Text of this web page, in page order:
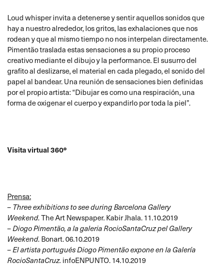
Loud whisper invita a detenerse y sentir aquellos sonidos que
hay a nuestro alrededor, los gritos, las exhalaciones que nos
rodean y que al mismo tiempo no nos interpelan directamente.
Pimentão traslada estas sensaciones a su propio proceso
creativo mediante el dibujo y la performance. El susurro del
grafito al deslizarse, el material en cada plegado, el sonido del
papel al bandear. Una reunión de sensaciones bien definidas
por el propio artista: “Dibujar es como una respiración, una
forma de oxigenar el cuerpo y expandirlo por toda la piel”.
Visita virtual 360º
Prensa:
–Three exhibitions to see during Barcelona Gallery
Weekend.The Art Newspaper. Kabir Jhala. 11.10.2019
–Diogo Pimentão, a la galeria RocioSantaCruz pel Gallery
Weekend. Bonart. 06.10.2019
–El artista portugués Diogo Pimentão expone en la Galería
RocioSantaCruz. infoENPUNTO. 14.10.2019